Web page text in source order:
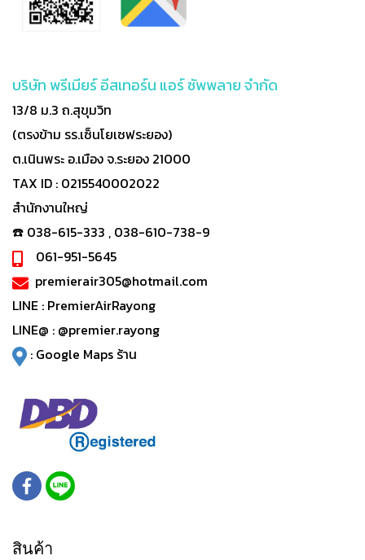
บริษัท พรีเมียร์ อีสเทอร์น แอร์ ซัพพลาย จำกัด
13/8 ม.3 ถ.สุขุมวิท
(ตรงข้าม รร.เซ็นโยเซฟระยอง)
ต.เนินพระ อ.เมือง จ.ระยอง 21000
TAX ID : 0215540002022
สำนักงานใหญ่
☎️ 038-615-333 , 038-610-738-9
061-951-5645
premierair305@hotmail.com
LINE : PremierAirRayong
LINE@ : @premier.rayong
: Google Maps ร้าน
สินค้า